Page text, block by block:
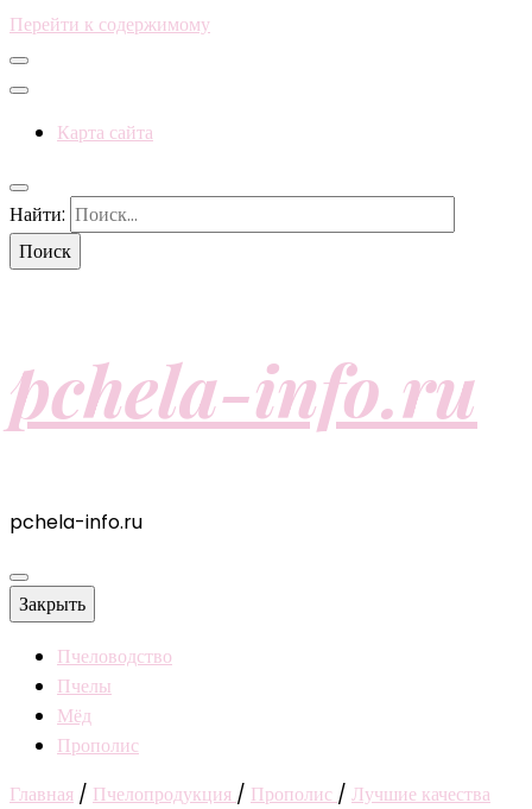
Перейти к содержимому
Карта сайта
Найти:
pchela-info.ru
pchela-info.ru
Закрыть
Пчеловодство
Пчелы
Мёд
Прополис
Главная / Пчелопродукция / Прополис / Лучшие качества